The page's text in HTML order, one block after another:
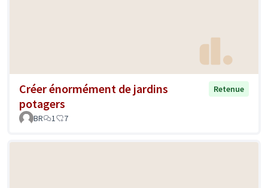
Créer énormément de jardins
potagers
Retenue
BR 1 7